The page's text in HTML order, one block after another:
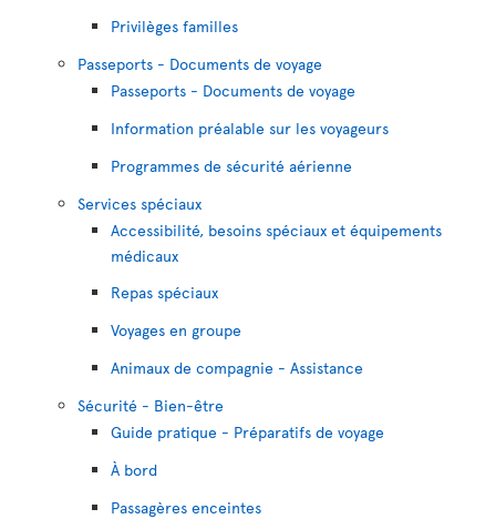
Privilèges familles
Passeports - Documents de voyage
Passeports - Documents de voyage
Information préalable sur les voyageurs
Programmes de sécurité aérienne
Services spéciaux
Accessibilité, besoins spéciaux et équipements
médicaux
Repas spéciaux
Voyages en groupe
Animaux de compagnie - Assistance
Sécurité - Bien-être
Guide pratique - Préparatifs de voyage
À bord
Passagères enceintes